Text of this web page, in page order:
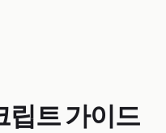
립트 가이드